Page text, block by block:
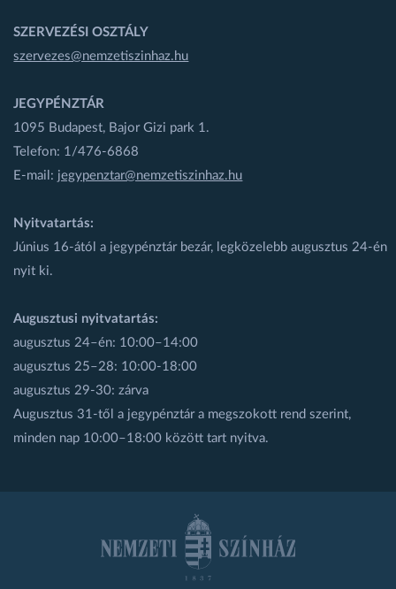
SZERVEZÉSI OSZTÁLY
szervezes@nemzetiszinhaz.hu
JEGYPÉNZTÁR
1095 Budapest, Bajor Gizi park 1.
Telefon: 1/476-6868
E-mail: jegypenztar@nemzetiszinhaz.hu
Nyitvatartás:
Június 16-ától a jegypénztár bezár, legközelebb augusztus 24-én
nyit ki.
Augusztusi nyitvatartás:
augusztus 24–én: 10:00–14:00
augusztus 25–28: 10:00-18:00
augusztus 29-30: zárva
Augusztus 31-től a jegypénztár a megszokott rend szerint,
minden nap 10:00–18:00 között tart nyitva.